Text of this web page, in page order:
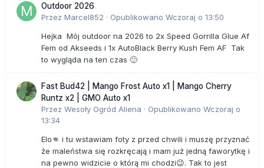
Outdoor 2026
Przez Marcel852 · Opublikowano Wczoraj o 13:50
Hejka Mój outdoor na 2026 to 2x Speed Gorrilla Glue Af
Fem od Akseeds i 1x AutoBlack Berry Kush Fem AF Tak
to wygląda na ten czas 🙂
Fast Bud42 | Mango Frost Auto x1 | Mango Cherry
Runtz x2 | GMO Auto x1
Przez Wesoły Ogród Aliena · Opublikowano Wczoraj o
13:34
Elo👊 i tu wstawiam foty z przed chwili i muszę przyznać
że maleństwa się rozkręcają i mam już jedną faworytkę i
na pewno widzicie o którą mi chodzi😉. Tak to jest